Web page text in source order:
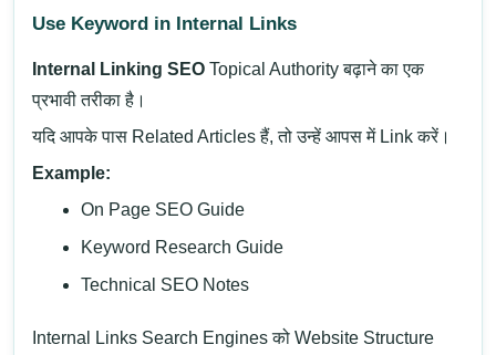
Use Keyword in Internal Links
Internal Linking SEO Topical Authority बढ़ाने का एक
प्रभावी तरीका है।
यदि आपके पास Related Articles हैं, तो उन्हें आपस में Link करें।
Example:
On Page SEO Guide
Keyword Research Guide
Technical SEO Notes
Internal Links Search Engines को Website Structure